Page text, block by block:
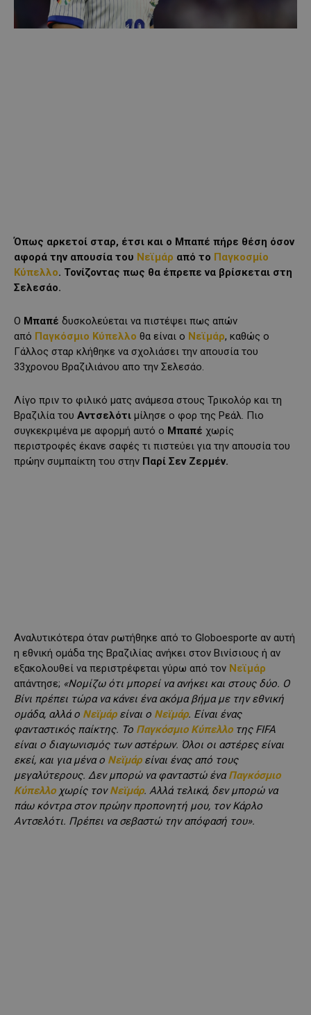
Όπως αρκετοί σταρ, έτσι και ο Μπαπέ πήρε θέση όσον
αφορά την απουσία του Νεϊμάρ από το Παγκοσμίο
Κύπελλο. Τονίζοντας πως θα έπρεπε να βρίσκεται στη
Σελεσάο.
Ο Μπαπέ δυσκολεύεται να πιστέψει πως απών
από Παγκόσμιο Κύπελλο θα είναι ο Νεϊμάρ, καθώς ο
Γάλλος σταρ κλήθηκε να σχολιάσει την απουσία του
33χρονου Βραζιλιάνου απο την Σελεσάο.
Λίγο πριν το φιλικό ματς ανάμεσα στους Τρικολόρ και τη
Βραζιλία του Αντσελότι μίλησε ο φορ της Ρεάλ. Πιο
συγκεκριμένα με αφορμή αυτό ο Μπαπέ χωρίς
περιστροφές έκανε σαφές τι πιστεύει για την απουσία του
πρώην συμπαίκτη του στην Παρί Σεν Ζερμέν.
Αναλυτικότερα όταν ρωτήθηκε από το Globoesporte αν αυτή
η εθνική ομάδα της Βραζιλίας ανήκει στον Βινίσιους ή αν
εξακολουθεί να περιστρέφεται γύρω από τον Νεϊμάρ
απάντησε; «Νομίζω ότι μπορεί να ανήκει και στους δύο. Ο
Βίνι πρέπει τώρα να κάνει ένα ακόμα βήμα με την εθνική
ομάδα, αλλά ο Νεϊμάρείναι ο Νεϊμάρ. Είναι ένας
φανταστικός παίκτης. Το Παγκόσμιο Κύπελλοτης FIFA
είναι ο διαγωνισμός των αστέρων. Όλοι οι αστέρες είναι
εκεί, και για μένα ο Νεϊμάρείναι ένας από τους
μεγαλύτερους. Δεν μπορώ να φανταστώ έναΠαγκόσμιο
Κύπελλοχωρίς τονΝεϊμάρ. Αλλά τελικά, δεν μπορώ να
πάω κόντρα στον πρώην προπονητή μου, τον Κάρλο
Αντσελότι. Πρέπει να σεβαστώ την απόφασή του».